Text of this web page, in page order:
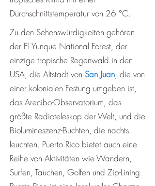
Durchschnittstemperatur von 26 °C.
Zu den Sehenswürdigkeiten gehören
der El Yunque National Forest, der
einzige tropische Regenwald in den
USA, die Altstadt von San Juan, die von
einer kolonialen Festung umgeben ist,
das Arecibo-Observatorium, das
größte Radioteleskop der Welt, und die
Biolumineszenz-Buchten, die nachts
leuchten. Puerto Rico bietet auch eine
Reihe von Aktivitäten wie Wandern,
Surfen, Tauchen, Golfen und Zip-Lining.